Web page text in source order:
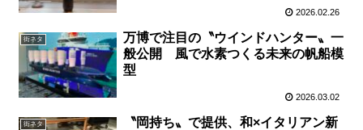
2026.02.26
街ネタ
万博で注目の〝ウインドハンター〟一
般公開 風で水素つくる未来の帆船模
型
2026.03.02
街ネタ
〝岡持ち〟で提供、和×イタリアン新